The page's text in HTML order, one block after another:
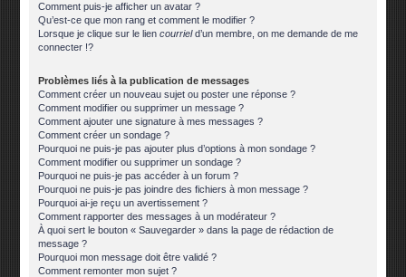
Comment puis-je afficher un avatar ?
Qu’est-ce que mon rang et comment le modifier ?
Lorsque je clique sur le liencourrield’un membre, on me demande de me
connecter !?
Problèmes liés à la publication de messages
Comment créer un nouveau sujet ou poster une réponse ?
Comment modifier ou supprimer un message ?
Comment ajouter une signature à mes messages ?
Comment créer un sondage ?
Pourquoi ne puis-je pas ajouter plus d’options à mon sondage ?
Comment modifier ou supprimer un sondage ?
Pourquoi ne puis-je pas accéder à un forum ?
Pourquoi ne puis-je pas joindre des fichiers à mon message ?
Pourquoi ai-je reçu un avertissement ?
Comment rapporter des messages à un modérateur ?
À quoi sert le bouton « Sauvegarder » dans la page de rédaction de
message ?
Pourquoi mon message doit être validé ?
Comment remonter mon sujet ?